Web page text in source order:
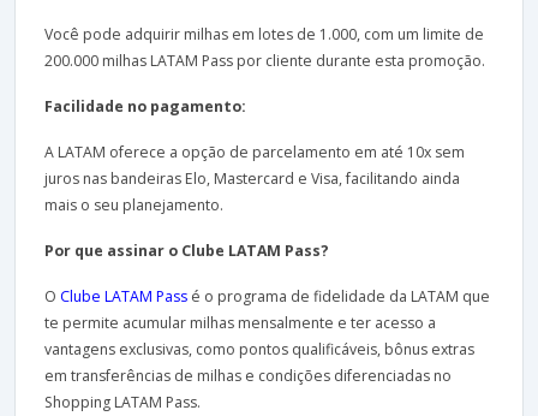
Você pode adquirir milhas em lotes de 1.000, com um limite de
200.000 milhas LATAM Pass por cliente durante esta promoção.
Facilidade no pagamento:
A LATAM oferece a opção de parcelamento em até 10x sem
juros nas bandeiras Elo, Mastercard e Visa, facilitando ainda
mais o seu planejamento.
Por que assinar o Clube LATAM Pass?
O Clube LATAM Pass é o programa de fidelidade da LATAM que
te permite acumular milhas mensalmente e ter acesso a
vantagens exclusivas, como pontos qualificáveis, bônus extras
em transferências de milhas e condições diferenciadas no
Shopping LATAM Pass.